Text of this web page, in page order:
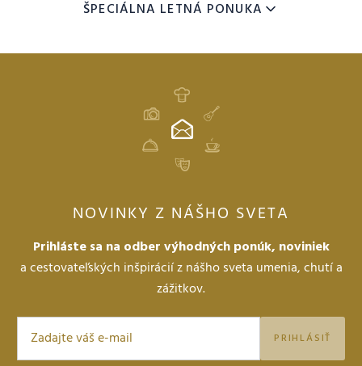
ŠPECIÁLNA LETNÁ PONUKA
NOVINKY Z NÁŠHO SVETA
Prihláste sa na odber výhodných ponúk, noviniek
a cestovateľských inšpirácií z nášho sveta umenia, chutí a
zážitkov.
PRIHLÁSIŤ
Hotel Lomnica
12
DOSPELÍ
DETI